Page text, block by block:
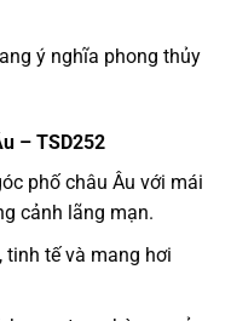
ý nghĩa phong thủy
– TSD252
phố châu Âu với mái
cảnh lãng mạn.
tinh tế và mang hơi